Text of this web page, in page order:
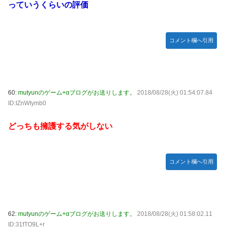
っていうくらいの評価
コメント欄へ引用
60: mutyunのゲーム+αブログがお送りします。
2018/08/28(火) 01:54:07.84
ID:IZnWIymb0
どっちも擁護する気がしない
コメント欄へ引用
62: mutyunのゲーム+αブログがお送りします。
2018/08/28(火) 01:58:02.11
ID:31fTO9L+r